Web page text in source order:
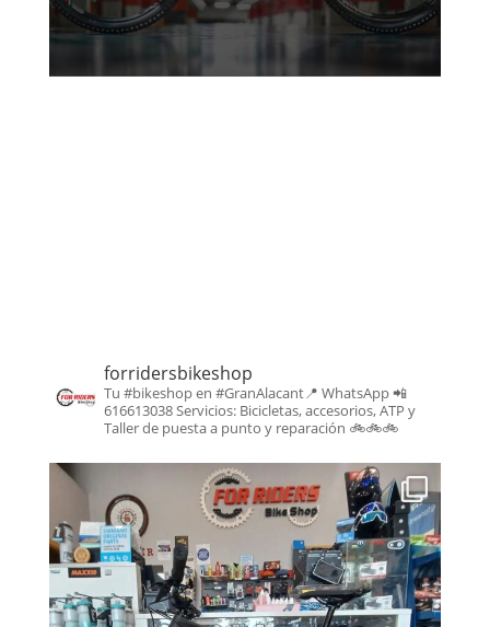
forridersbikeshop
Tu #bikeshop en #GranAlacant📍 WhatsApp 📲
616613038Servicios: Bicicletas, accesorios, ATP y
Taller de puesta a punto y reparación 🚲🚲🚲